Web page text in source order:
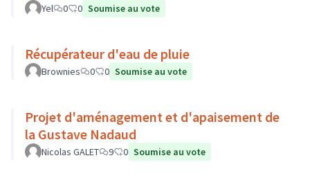
Yel 0 0 Soumise au vote
Récupérateur d'eau de pluie
Brownies 0 0 Soumise au vote
Projet d'aménagement et d'apaisement de
la Gustave Nadaud
Nicolas GALET 9 0 Soumise au vote